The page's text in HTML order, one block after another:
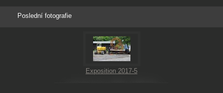
Poslední fotografie
Exposition 2017-5